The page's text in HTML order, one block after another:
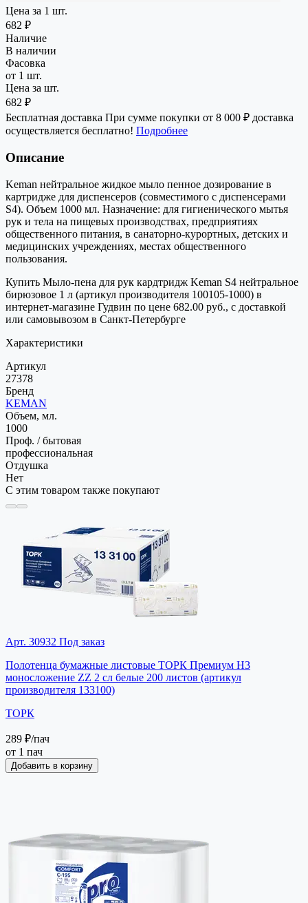
Цена за 1 шт.
682 ₽
Наличие
В наличии
Фасовка
от 1 шт.
Цена за шт.
682 ₽
Бесплатная доставка При сумме покупки от 8 000 ₽ доставка
осуществляется бесплатно! Подробнее
Описание
Keman нейтральное жидкое мыло пенное дозирование в
картридже для диспенсеров (совместимого с диспенсерами
S4). Объем 1000 мл. Назначение: для гигиенического мытья
рук и тела на пищевых производствах, предприятиях
общественного питания, в санаторно-курортных, детских и
медицинских учреждениях, местах общественного
пользования.
Купить Мыло-пена для рук кардтридж Keman S4 нейтральное
бирюзовое 1 л (артикул производителя 100105-1000) в
интернет-магазине Гудвин по цене 682.00 руб., с доставкой
или самовывозом в Санкт-Петербурге
Характеристики
Артикул
27378
Бренд
KEMAN
Объем, мл.
1000
Проф. / бытовая
профессиональная
Отдушка
Нет
С этим товаром также покупают
Арт. 30932 Под заказ
Полотенца бумажные листовые ТОРК Премиум H3
моносложение ZZ 2 сл белые 200 листов (артикул
производителя 133100)
ТОРК
289 ₽/пач
от 1 пач
Добавить в корзину